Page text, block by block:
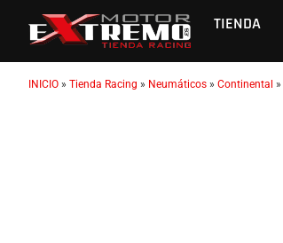
TIENDA
INICIO » Tienda Racing » Neumáticos » Continental »